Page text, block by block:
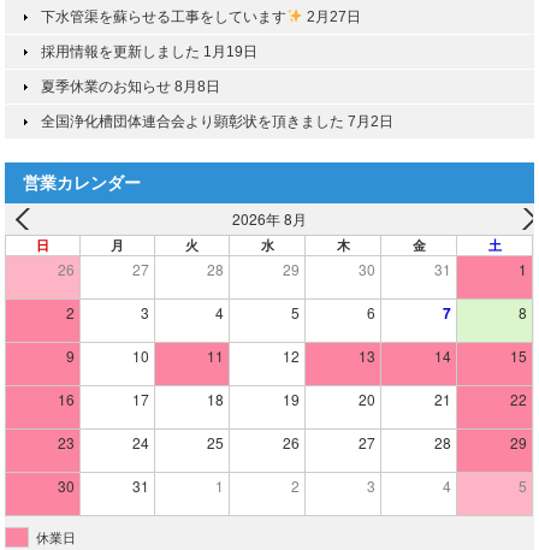
ン下水管渠を蘇らせる工事をしています 2月27日
採用情報を更新しました 1月19日
夏季休業のお知らせ 8月8日
全国浄化槽団体連合会より顕彰状を頂きました 7月2日
営業カレンダー
2026年 8月
日 月 火 水 木 金 土
26 27 28 29 30 31 1
2 3 4 5 6 7 8
9 10 11 12 13 14 15
16 17 18 19 20 21 22
23 24 25 26 27 28 29
30 31 1 2 3 4 5
休業日